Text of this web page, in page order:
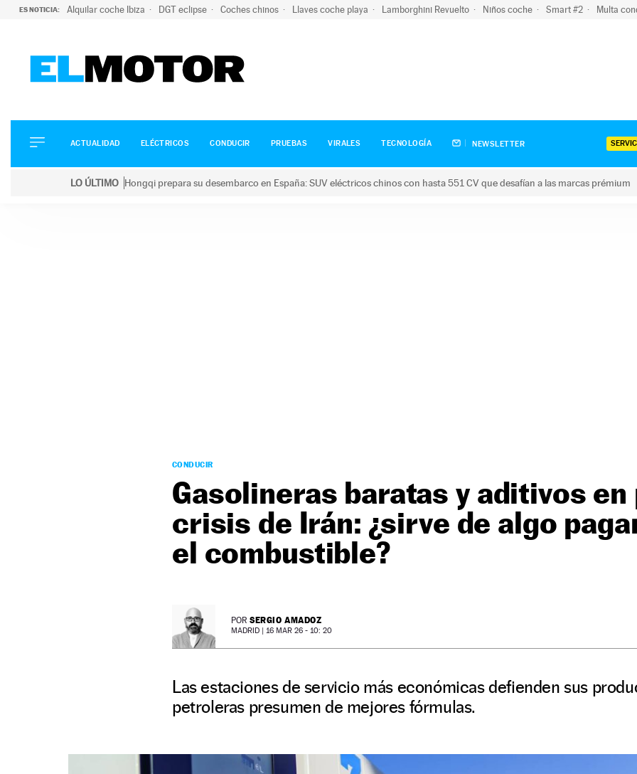
ES NOTICIA: Alquilar coche Ibiza DGT eclipse Coches chinos Llaves coche playa Lamborghini Revuelto Niños coche Smart #2 Multa
ELÉCTRICOS
CONDUCIR
ACTUALIDAD ELÉCTRICOS CONDUCIR PRUEBAS VIRALES TECNOLOGÍA NEWSLETTER
LO ÚLTIMO Hongqi prepara su desembarco en España: SUV eléctricos chinos con hasta 551 CV que desafían a las marcas prémium
CONDUCIR
Gasolineras baratas y aditivos en
crisis de Irán: ¿sirve de algo
el combustible?
POR SERGIO AMADOZ
MADRID | 16 MAR 26 - 10: 20
Las estaciones de servicio más económicas defienden sus
petroleras presumen de mejores fórmulas.